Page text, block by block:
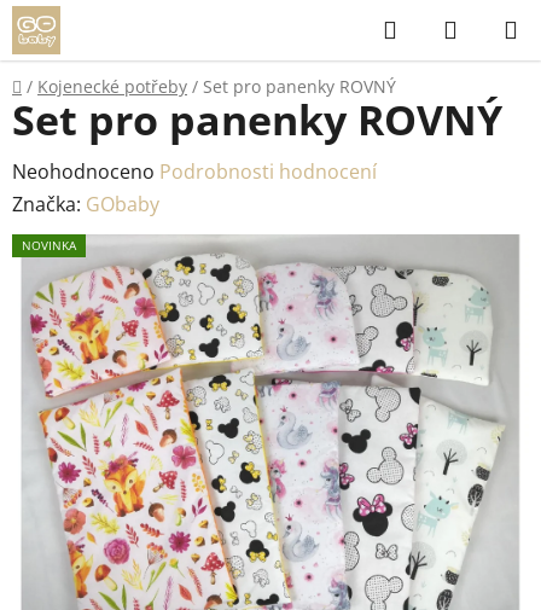
Přejít
na
obsah
Hledat
KOŠÍK
Domů
/ Kojenecké potřeby / Set pro panenky ROVNÝ
Set pro panenky ROVNÝ
Průměrné
hodnocení
produktu
0,0
hvězdiček.
Neohodnoceno Podrobnosti hodnocení
Značka: GObaby
NOVINKA